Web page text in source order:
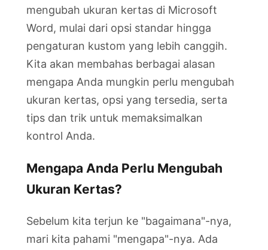
mengubah ukuran kertas di Microsoft
Word, mulai dari opsi standar hingga
pengaturan kustom yang lebih canggih.
Kita akan membahas berbagai alasan
mengapa Anda mungkin perlu mengubah
ukuran kertas, opsi yang tersedia, serta
tips dan trik untuk memaksimalkan
kontrol Anda.
Mengapa Anda Perlu Mengubah
Ukuran Kertas?
Sebelum kita terjun ke "bagaimana"-nya,
mari kita pahami "mengapa"-nya. Ada